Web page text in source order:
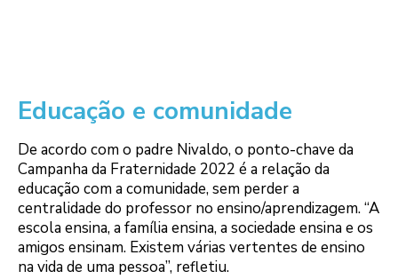
Educação e comunidade
De acordo com o padre Nivaldo, o ponto-chave da
Campanha da Fraternidade 2022 é a relação da
educação com a comunidade, sem perder a
centralidade do professor no ensino/aprendizagem. “A
escola ensina, a família ensina, a sociedade ensina e os
amigos ensinam. Existem várias vertentes de ensino
na vida de uma pessoa”, refletiu.